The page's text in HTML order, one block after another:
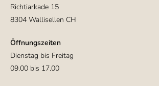
Richtiarkade 15
8304 Wallisellen CH
Öffnungszeiten
Dienstag bis Freitag
09.00 bis 17.00